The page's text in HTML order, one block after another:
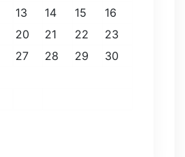
13 14 15
16
20 21 22
23
27 28 29
30